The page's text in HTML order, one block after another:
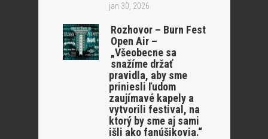
jan 30, 2026
Rozhovor – Burn Fest
Open Air –
„Všeobecne sa
snažíme držať
pravidla, aby sme
priniesli ľudom
zaujímavé kapely a
vytvorili festival, na
ktorý by sme aj sami
išli ako fanúšikovia.“